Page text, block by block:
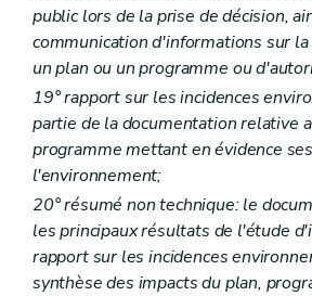
Partie V Evaluation des incidences
Chapitre premier
Définitions
Art. R 46
Chapitre II Système d'évaluation des incidences des plans
Art. R 47
Section première
Art. R 48
Art. R 49
Section 2
Art. R 50
Art. R 51
Chapitre III Système d'évaluation des incidences
Art. R 52
Art. R 53
public lors de la prise de décision,
communication d'informations sur
un plan ou un programme ou
19° rapport sur les incidences
partie de la documentation relative
programme mettant en évidence
l'environnement;
20° résumé non technique: le
les principaux résultats de l'étude
rapport sur les incidences
synthèse des impacts du plan,